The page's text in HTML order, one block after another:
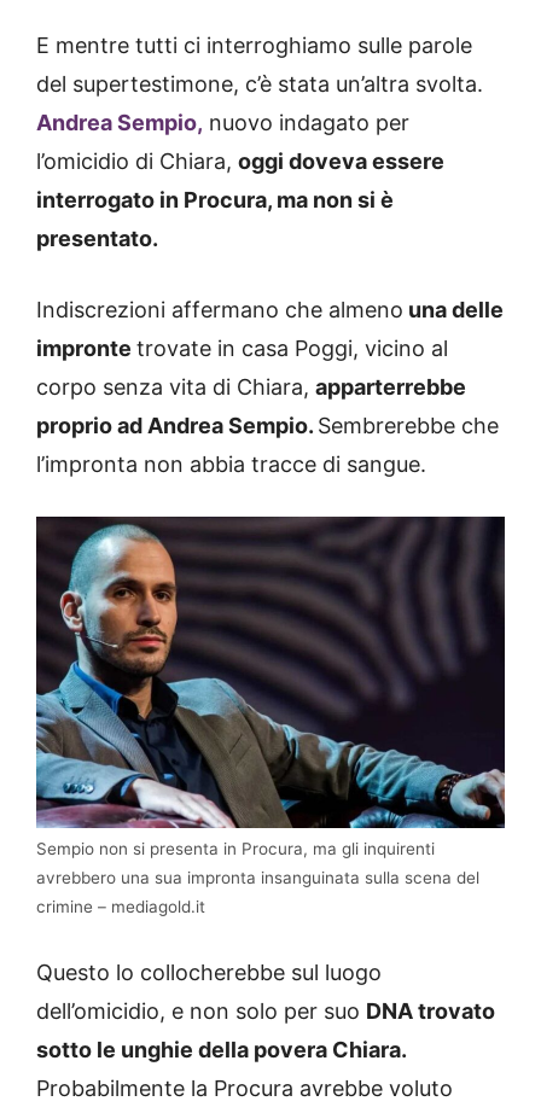
E mentre tutti ci interroghiamo sulle parole
del supertestimone, c’è stata un’altra svolta.
Andrea Sempio, nuovo indagato per
l’omicidio di Chiara, oggi doveva essere
interrogato in Procura, ma non si è
presentato.
Indiscrezioni affermano che almeno una delle
impronte trovate in casa Poggi, vicino al
corpo senza vita di Chiara, apparterrebbe
proprio ad Andrea Sempio. Sembrerebbe che
l’impronta non abbia tracce di sangue.
Sempio non si presenta in Procura, ma gli inquirenti
avrebbero una sua impronta insanguinata sulla scena del
crimine – mediagold.it
Questo lo collocherebbe sul luogo
dell’omicidio, e non solo per suo DNA trovato
sotto le unghie della povera Chiara.
Probabilmente la Procura avrebbe voluto